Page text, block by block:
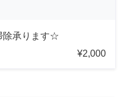
除承ります☆
¥2,000